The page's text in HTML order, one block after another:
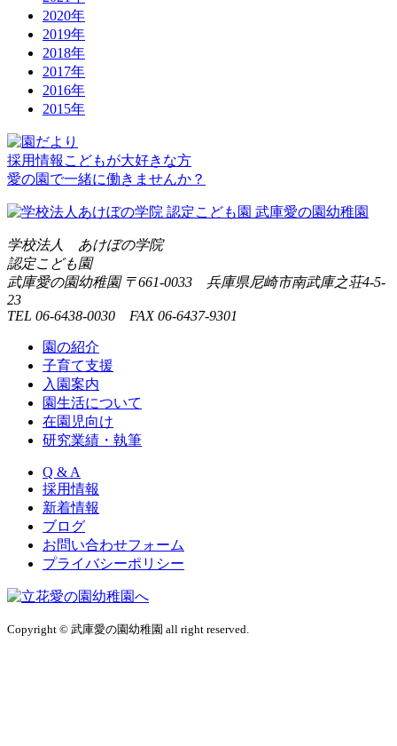
2020年
2019年
2018年
2017年
2016年
2015年
採用情報 こどもが大好きな方
愛の園で一緒に働きませんか？
学校法人 あけぼの学院
認定こども園
武庫愛の園幼稚園 〒661-0033 兵庫県尼崎市南武庫之荘4-5-
23
TEL 06-6438-0030 FAX 06-6437-9301
園の紹介
子育て支援
入園案内
園生活について
在園児向け
研究業績・執筆
Q & A
採用情報
新着情報
ブログ
お問い合わせフォーム
プライバシーポリシー
Copyright © 武庫愛の園幼稚園 all right reserved.